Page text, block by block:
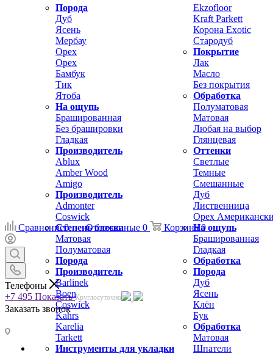
Порода
Дуб
Ясень
Мербау
Орех
Орех
Бамбук
Тик
Ятоба
На ощупь
Брашированная
Без брашировки
Гладкая
Производитель
Ablux
Amber Wood
Amigo
Ekzofloor
Kraft Parkett
Корона Exotic
Стародуб
Покрытие
Лак
Масло
Без покрытия
Обработка
Полуматовая
Матовая
Любая на выбор
Глянцевая
Оттенки
Светлые
Темные
Смешанные
Производитель
Admonter
Coswick
Степень блеска
Матовая
Полуматовая
Порода
Дуб
Лиственница
Орех
На ощупь
Брашированная
Гладкая
Обработка
Производитель
Barlinek
Boen
Coswick
Kahrs
Karelia
Tarkett
Порода
Дуб
Ясень
Клён
Бук
Обработка
Матовая
Инструменты для укладки
Шпатели
Сравнение0 Отложенные 0 Корзина 0
Телефоны
+7 495 Показать Круглосуточно
Заказать звонок